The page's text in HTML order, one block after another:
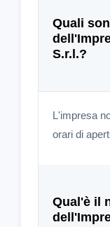
Quali
S.r.l.?
L'impresa
orari di
Qual'è il